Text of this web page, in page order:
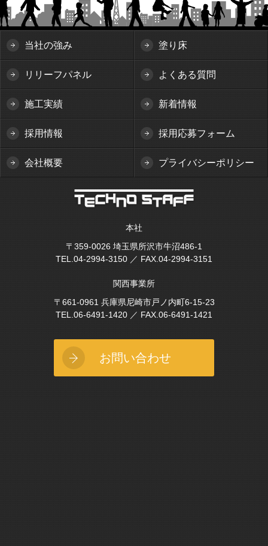
当社の強み 塗り床
リリーフパネル よくある質問
施工実績 新着情報
採用情報 採用応募フォーム
会社概要 プライバシーポリシー
本社
〒359-0026 埼玉県所沢市牛沼486-1
TEL.04-2994-3150 ／ FAX.04-2994-3151
関西事業所
〒661-0961 兵庫県尼崎市戸ノ内町6-15-23
TEL.06-6491-1420 ／ FAX.06-6491-1421
お問い合わせ